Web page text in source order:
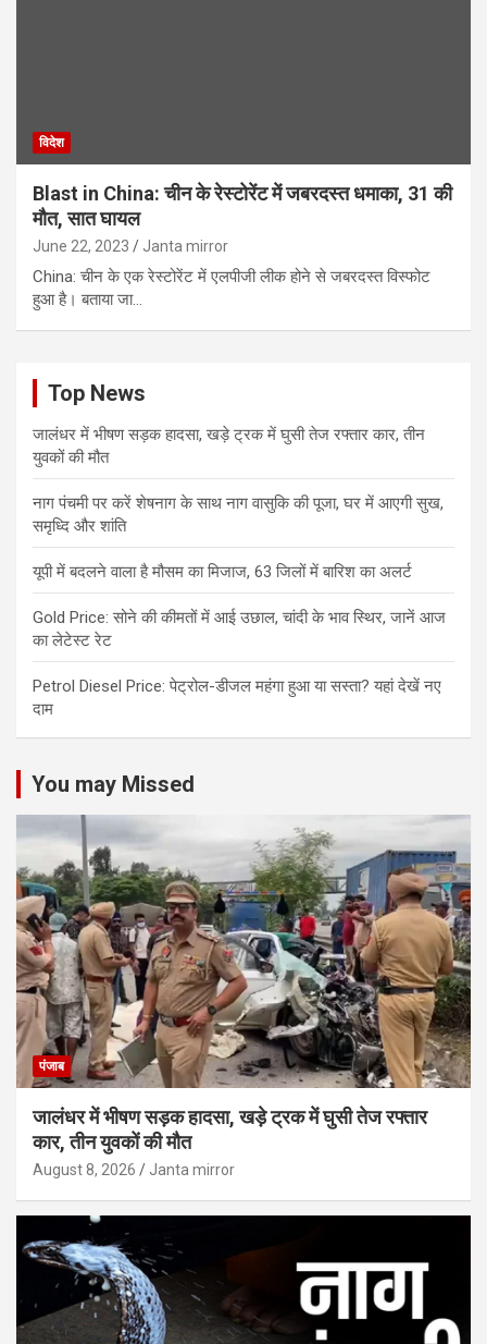
विदेश
Blast in China: चीन के रेस्टोरेंट में जबरदस्त धमाका, 31 की
मौत, सात घायल
June 22, 2023 Janta mirror
China: चीन के एक रेस्‍टोरेंट में एलपीजी लीक होने से जबरदस्त विस्फोट
हुआ है। बताया जा…
Top News
जालंधर में भीषण सड़क हादसा, खड़े ट्रक में घुसी तेज रफ्तार कार, तीन
युवकों की मौत
नाग पंचमी पर करें शेषनाग के साथ नाग वासुकि की पूजा, घर में आएगी सुख,
समृध्दि और शांति
यूपी में बदलने वाला है मौसम का मिजाज, 63 जिलों में बारिश का अलर्ट
Gold Price: सोने की कीमतों में आई उछाल, चांदी के भाव स्थिर, जानें आज
का लेटेस्ट रेट
Petrol Diesel Price: पेट्रोल-डीजल महंगा हुआ या सस्ता? यहां देखें नए
दाम
You may Missed
पंजाब
जालंधर में भीषण सड़क हादसा, खड़े ट्रक में घुसी तेज रफ्तार
कार, तीन युवकों की मौत
August 8, 2026 Janta mirror